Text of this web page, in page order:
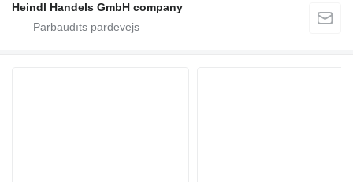
Heindl Handels GmbH company